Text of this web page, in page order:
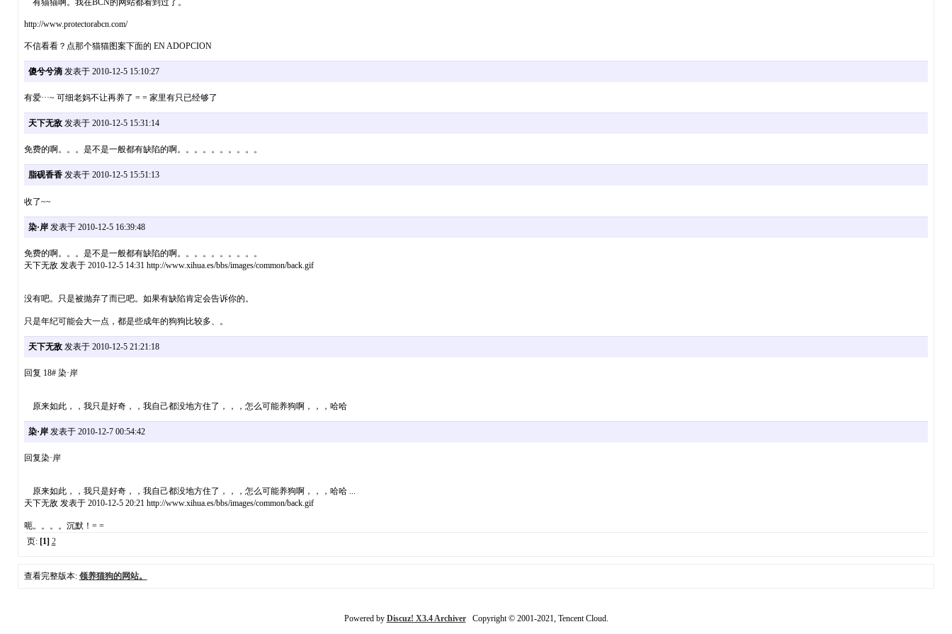
有猫猫啊。我在BCN的网站都看到过了。
http://www.protectorabcn.com/
不信看看？点那个猫猫图案下面的 EN ADOPCION
傻兮兮滴发表于 2010-12-5 15:10:27
有爱···~ 可细老妈不让再养了 = = 家里有只已经够了
天下无敌发表于 2010-12-5 15:31:14
免费的啊。。。是不是一般都有缺陷的啊。。。。。。。。。。
脂砚香香发表于 2010-12-5 15:51:13
收了~~
染·岸发表于 2010-12-5 16:39:48
免费的啊。。。是不是一般都有缺陷的啊。。。。。。。。。。
天下无敌 发表于 2010-12-5 14:31 http://www.xihua.es/bbs/images/common/back.gif
没有吧。只是被抛弃了而已吧。如果有缺陷肯定会告诉你的。
只是年纪可能会大一点，都是些成年的狗狗比较多、。
天下无敌发表于 2010-12-5 21:21:18
回复 18# 染·岸
原来如此，，我只是好奇，，我自己都没地方住了，，，怎么可能养狗啊，，，哈哈
染·岸发表于 2010-12-7 00:54:42
回复染·岸
原来如此，，我只是好奇，，我自己都没地方住了，，，怎么可能养狗啊，，，哈哈 ...
天下无敌 发表于 2010-12-5 20:21 http://www.xihua.es/bbs/images/common/back.gif
呃。。。。沉默！= =
页: [1] 2
查看完整版本: 领养猫狗的网站。
Powered by Discuz! X3.4 ArchiverCopyright © 2001-2021, Tencent Cloud.